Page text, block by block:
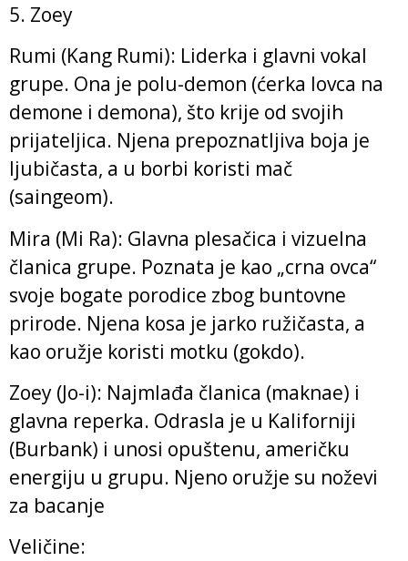
5. Zoey
Rumi (Kang Rumi): Liderka i glavni vokal
grupe. Ona je polu-demon (ćerka lovca na
demone i demona), što krije od svojih
prijateljica. Njena prepoznatljiva boja je
ljubičasta, a u borbi koristi mač
(saingeom).
Mira (Mi Ra): Glavna plesačica i vizuelna
članica grupe. Poznata je kao „crna ovca“
svoje bogate porodice zbog buntovne
prirode. Njena kosa je jarko ružičasta, a
kao oružje koristi motku (gokdo).
Zoey (Jo-i): Najmlađa članica (maknae) i
glavna reperka. Odrasla je u Kaliforniji
(Burbank) i unosi opuštenu, američku
energiju u grupu. Njeno oružje su noževi
za bacanje
Veličine: